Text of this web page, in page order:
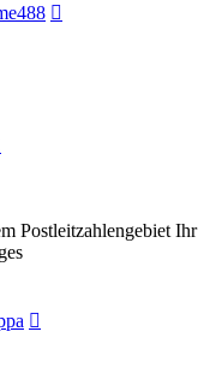
Postleitzahlengebiet Ihr